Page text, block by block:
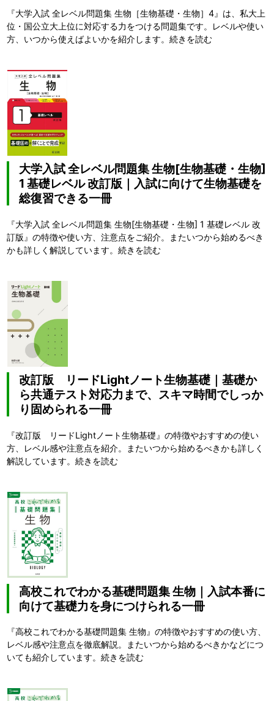
『大学入試 全レベル問題集 生物［生物基礎・生物］4』は、私大上
位・国公立大上位に対応する力をつける問題集です。レベルや使い
方、いつから使えばよいかを紹介します。続きを読む
大学入試 全レベル問題集 生物[生物基礎・生物]
1 基礎レベル 改訂版｜入試に向けて生物基礎を
総復習できる一冊
『大学入試 全レベル問題集 生物[生物基礎・生物] 1 基礎レベル 改
訂版』の特徴や使い方、注意点をご紹介。またいつから始めるべき
かも詳しく解説しています。続きを読む
改訂版 リードLightノート生物基礎｜基礎か
ら共通テスト対応力まで、スキマ時間でしっか
り固められる一冊
『改訂版 リードLightノート生物基礎』の特徴やおすすめの使い
方、レベル感や注意点を紹介。またいつから始めるべきかも詳しく
解説しています。続きを読む
高校これでわかる基礎問題集 生物｜入試本番に
向けて基礎力を身につけられる一冊
『高校これでわかる基礎問題集 生物』の特徴やおすすめの使い方、
レベル感や注意点を徹底解説。またいつから始めるべきかなどにつ
いても紹介しています。続きを読む